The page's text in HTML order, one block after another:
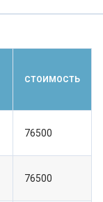
СТОИМОСТЬ
76500
76500